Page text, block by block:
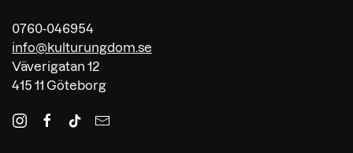
0760-046954
info@kulturungdom.se
Väverigatan 12
415 11 Göteborg